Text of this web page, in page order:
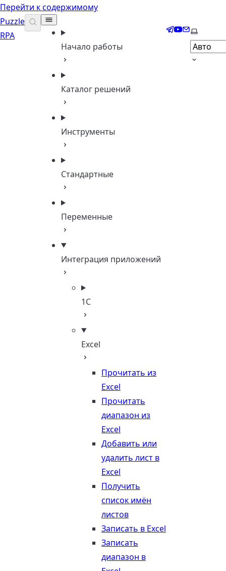
Перейти к содержимому
Puzzle
RPA
Начало работы
Каталог решений
Инструменты
Стандартные
Переменные
Интеграция приложений
1С
Excel
Прочитать из
Excel
Прочитать
диапазон из
Excel
Добавить или
удалить лист в
Excel
Получить
список имён
листов
Записать в Excel
Записать
диапазон в
Telegram
YouTube
Email